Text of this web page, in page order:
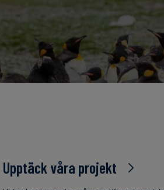
Upptäck våra projekt